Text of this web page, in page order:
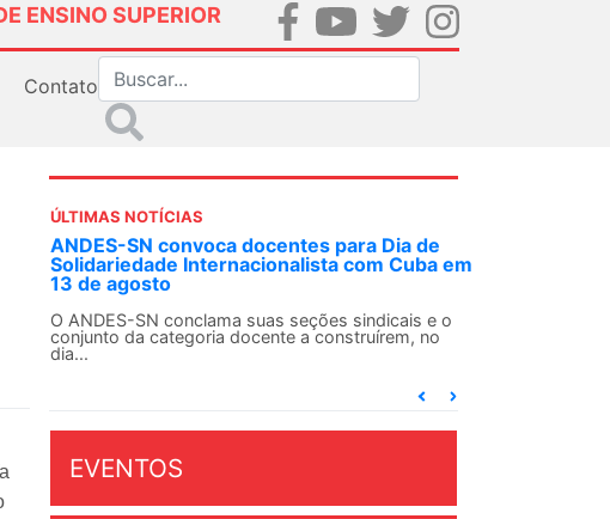
ENSINO SUPERIOR
Contato
ÚLTIMAS NOTÍCIAS
docentes para Dia de
com Cuba em
suas seções sindicais e o
docente a construírem, no
Em decisão inédita, Justiça
ex-agente da ditadura por
Federal Criminal do Rio de Janeiro
EVENTOS